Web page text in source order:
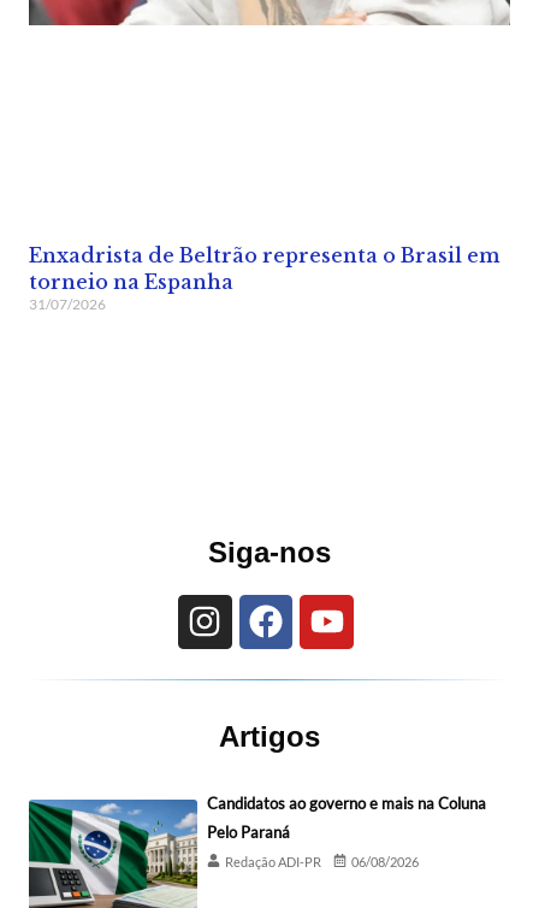
Enxadrista de Beltrão representa o Brasil em
torneio na Espanha
31/07/2026
Siga-nos
Artigos
Candidatos ao governo e mais na Coluna
Pelo Paraná
Redação ADI-PR 06/08/2026